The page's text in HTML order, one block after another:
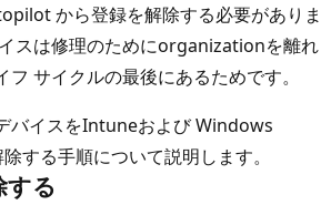
から登録を解除する必要がありま
スは修理のためにorganizationを離れ
サイクルの最後にあるためです。
バイスをIntuneおよび Windows
する手順について説明します。
る